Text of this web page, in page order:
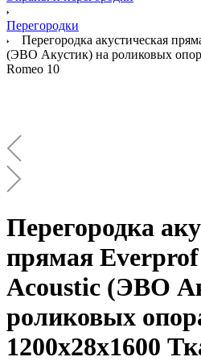
Перегородки
Перегородка акустическая
(ЭВО Акустик) на роликовых
Romeo 10
Перегородка
прямая
Acoustic (ЭВО
роликовых
1200х28х1600